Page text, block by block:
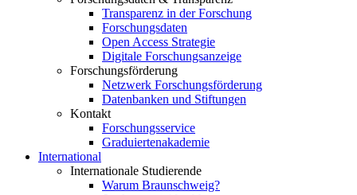
Transparenz in der Forschung
Forschungsdaten
Open Access Strategie
Digitale Forschungsanzeige
Forschungsförderung
Netzwerk Forschungsförderung
Datenbanken und Stiftungen
Kontakt
Forschungsservice
Graduiertenakademie
International
Internationale Studierende
Warum Braunschweig?